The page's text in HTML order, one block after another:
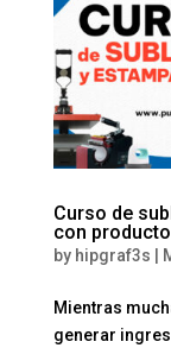
Curso de
con
by hipgraf3s
Mientras
generar